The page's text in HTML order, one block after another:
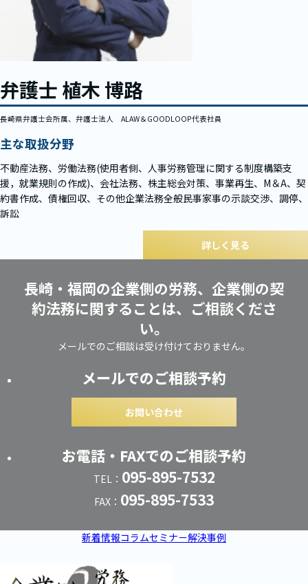
弁護士 植木 博路
長崎県弁護士会所属、弁護士法人 ALAW＆GOODLOOP代表社員
主な取扱分野
不動産法務、労働法務(使用者側、人事労務管理に関する制度構築支
援，就業規則の作成)、会社法務、株主総会対策、事業再生、M＆A、契
約書作成、債権回収、その他企業法務全般民事家事の示談交渉、調停、
訴訟
詳しく見る
長崎・福岡の企業側の労務、企業側の契
約法務に関することは、ご相談くださ
い。
メールでのご相談は受け付けておりません。
メールでのご相談予約
お問い合わせ
お電話・FAXでのご相談予約
TEL： 095-895-7532
FAX： 095-895-7533
新着情報コラムセミナー解決事例